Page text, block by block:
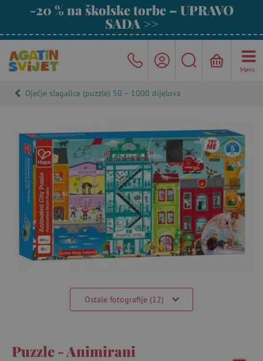
-20 % na školske torbe – UPRAVO
SADA >>
Meni
Dječje slagalice (puzzle) 50 – 1000 dijelova
Ostale fotografije (12)
Puzzle - Animirani